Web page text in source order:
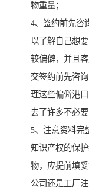
物重量；
4、签约前先咨
以了解自己想
较偏僻，并且
交签约前先咨
理这些偏僻港
去了许多不必要
5、注意资料完
知识产权的保
物，应提前填
公司还是工厂